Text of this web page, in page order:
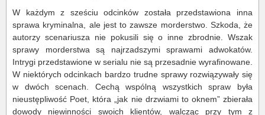
W każdym z sześciu odcinków została przedstawiona inna
sprawa kryminalna, ale jest to zawsze morderstwo. Szkoda, że
autorzy scenariusza nie pokusili się o inne zbrodnie. Wszak
sprawy morderstwa są najrzadszymi sprawami adwokatów.
Intrygi przedstawione w serialu nie są przesadnie wyrafinowane.
W niektórych odcinkach bardzo trudne sprawy rozwiązywały się
w dwóch scenach. Cechą wspólną wszystkich spraw była
nieustępliwość Poet, która „jak nie drzwiami to oknem” zbierała
dowody niewinności swoich klientów, walcząc przy tym z